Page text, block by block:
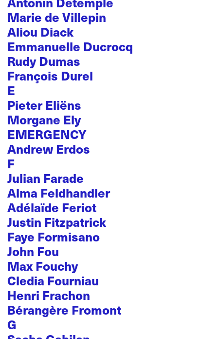
Marie de Villepin
Aliou Diack
Emmanuelle Ducrocq
Rudy Dumas
François Durel
E
Pieter Eliëns
Morgane Ely
EMERGENCY
Andrew Erdos
F
Julian Farade
Alma Feldhandler
Adélaïde Feriot
Justin Fitzpatrick
Faye Formisano
John Fou
Max Fouchy
Cledia Fourniau
Henri Frachon
Bérangère Fromont
G